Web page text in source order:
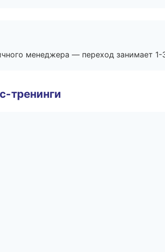
менеджера — переход занимает 1-
тренинги